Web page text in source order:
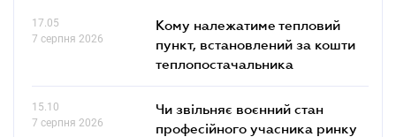
17.05
7 серпня 2026
Кому належатиме тепловий
пункт, встановлений за кошти
теплопостачальника
15.10
7 серпня 2026
Чи звільняє воєнний стан
професійного учасника ринку